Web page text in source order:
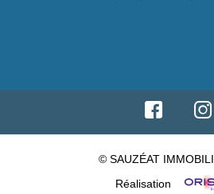
© SAUZÉAT
Réalisation